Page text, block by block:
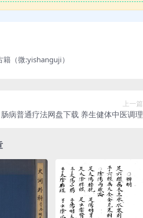
籍（微:yishanguji）
上一篇
肠病普通疗法网盘下载 养生健体中医调理